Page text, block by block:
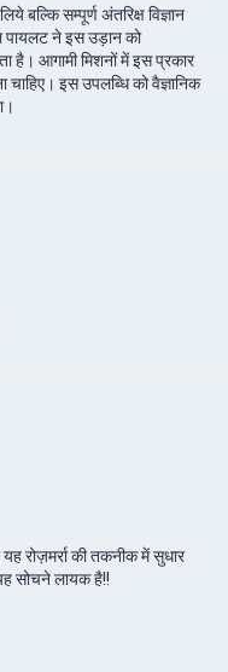
सम्पूर्ण अंतरिक्ष विज्ञान
पायलट ने इस उड़ान को
है। आगामी मिशनों में इस प्रकार
चाहिए। इस उपलब्धि को वैज्ञानिक
रोज़मर्रा की तकनीक में सुधार
सोचने लायक है!!